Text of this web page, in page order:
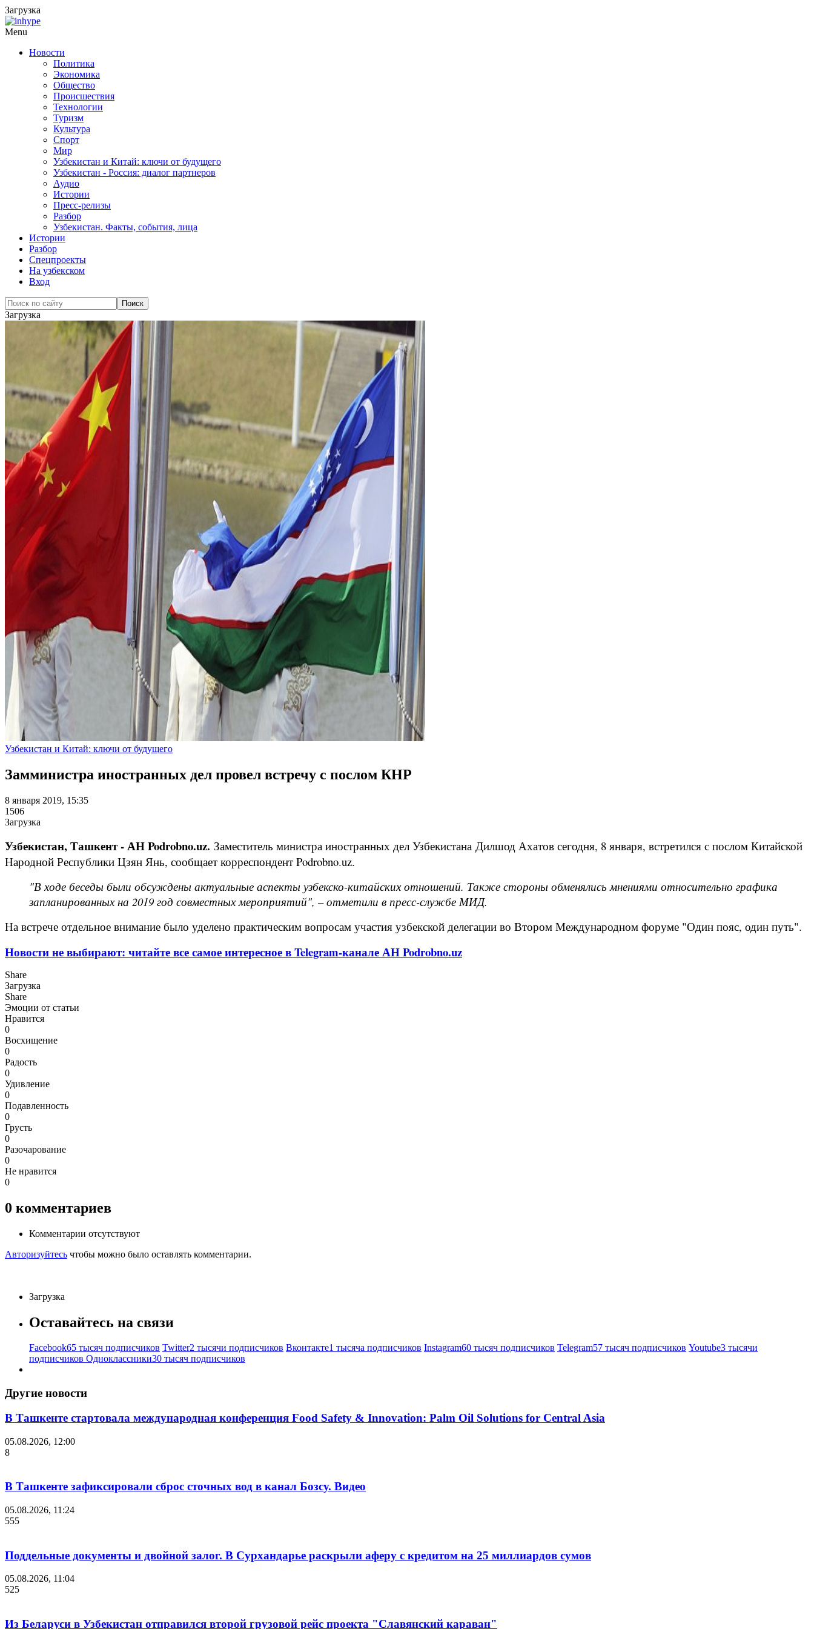
Загрузка
Menu
Новости
Политика
Экономика
Общество
Происшествия
Технологии
Туризм
Культура
Спорт
Мир
Узбекистан и Китай: ключи от будущего
Узбекистан - Россия: диалог партнеров
Аудио
Истории
Пресс-релизы
Разбор
Узбекистан. Факты, события, лица
Истории
Разбор
Спецпроекты
На узбекском
Вход
Загрузка
Узбекистан и Китай: ключи от будущего
Замминистра иностранных дел провел встречу с послом КНР
8 января 2019, 15:35
1506
Загрузка
Узбекистан, Ташкент - АН Podrobno.uz. Заместитель министра иностранных дел Узбекистана Дилшод Ахатов сегодня, 8 января, встретился с послом Китайской
Народной Республики Цзян Янь, сообщает корреспондент Podrobno.uz.
"В ходе беседы были обсуждены актуальные аспекты узбекско-китайских отношений. Также стороны обменялись мнениями относительно графика
запланированных на 2019 год совместных мероприятий", – отметили в пресс-службе МИД.
На встрече отдельное внимание было уделено практическим вопросам участия узбекской делегации во Втором Международном форуме "Один пояс, один путь".
Новости не выбирают: читайте все самое интересное в Telegram-канале АН Podrobno.uz
Share
Загрузка
Share
Эмоции от статьи
Нравится
0
Восхищение
0
Радость
0
Удивление
0
Подавленность
0
Грусть
0
Разочарование
0
Не нравится
0
0 комментариев
Комментарии отсутствуют
Авторизуйтесь чтобы можно было оставлять комментарии.
Загрузка
Оставайтесь на связи
Facebook65 тысяч подписчиков Twitter2 тысячи подписчиков Вконтакте1 тысяча подписчиков Instagram60 тысяч подписчиков Telegram57 тысяч подписчиков Youtube3 тысячи
подписчиков Одноклассники30 тысяч подписчиков
Другие новости
В Ташкенте стартовала международная конференция Food Safety & Innovation: Palm Oil Solutions for Central Asia
05.08.2026, 12:00
8
В Ташкенте зафиксировали сброс сточных вод в канал Бозсу. Видео
05.08.2026, 11:24
555
Поддельные документы и двойной залог. В Сурхандарье раскрыли аферу с кредитом на 25 миллиардов сумов
05.08.2026, 11:04
525
Из Беларуси в Узбекистан отправился второй грузовой рейс проекта "Славянский караван"